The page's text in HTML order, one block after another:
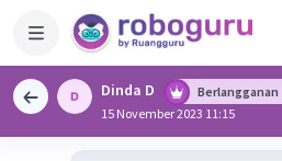
Dinda D
Berlangganan
15 November 2023 11:15